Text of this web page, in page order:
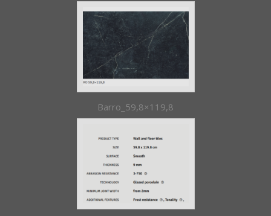
Barro_59,8×119,8